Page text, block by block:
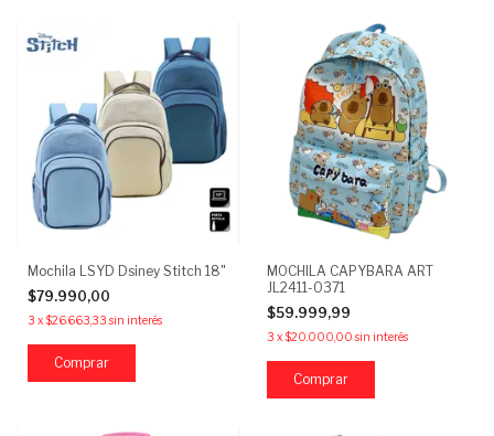
Mochila LSYD Dsiney Stitch 18"
$79.990,00
3 x$26.663,33 sin interés
Comprar
MOCHILA CAPYBARA ART
JL2411-0371
$59.999,99
3 x$20.000,00 sin interés
Comprar